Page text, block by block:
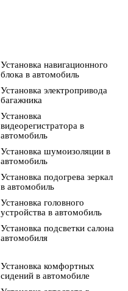
Установка навигационного
блока в автомобиль
Установка электропривода
багажника
Установка
видеорегистратора в
автомобиль
Установка шумоизоляции в
автомобиль
Установка подогрева зеркал
в автомобиль
Установка головного
устройства в автомобиль
Установка подсветки салона
автомобиля
Установка комфортных
сидений в автомобиле